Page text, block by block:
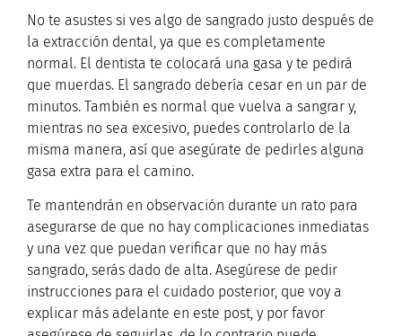
No te asustes si ves algo de sangrado justo después de
la extracción dental, ya que es completamente
normal. El dentista te colocará una gasa y te pedirá
que muerdas. El sangrado debería cesar en un par de
minutos. También es normal que vuelva a sangrar y,
mientras no sea excesivo, puedes controlarlo de la
misma manera, así que asegúrate de pedirles alguna
gasa extra para el camino.
Te mantendrán en observación durante un rato para
asegurarse de que no hay complicaciones inmediatas
y una vez que puedan verificar que no hay más
sangrado, serás dado de alta. Asegúrese de pedir
instrucciones para el cuidado posterior, que voy a
explicar más adelante en este post, y por favor